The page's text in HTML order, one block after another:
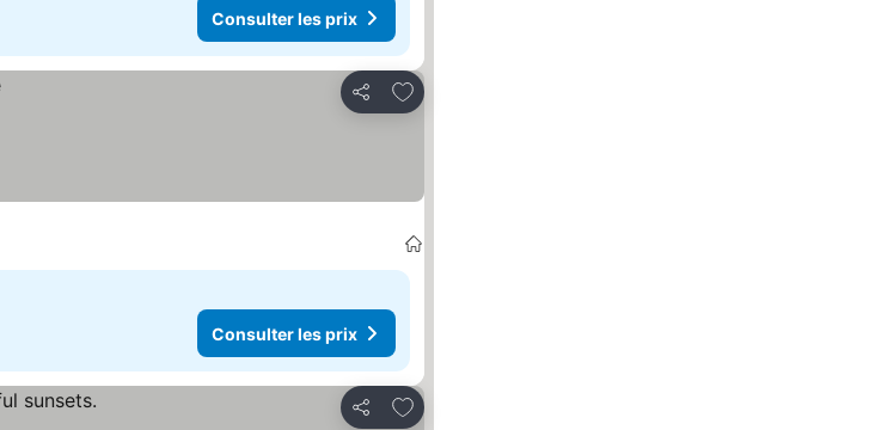
Consulter les prix
Partager
Ajouter à mes favoris
Consulter les prix
Partager
Ajouter à mes favoris